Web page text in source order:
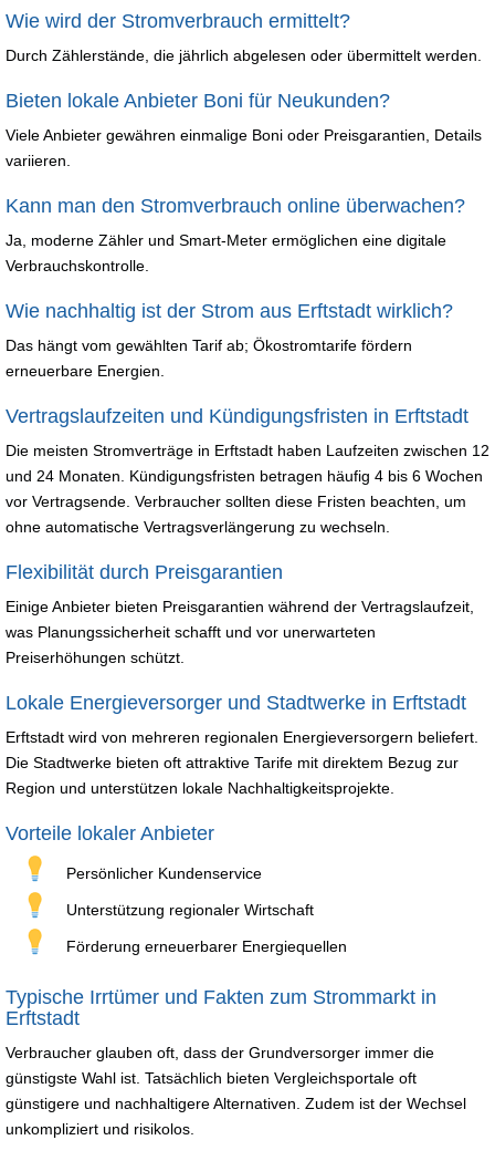
Wie wird der Stromverbrauch ermittelt?
Durch Zählerstände, die jährlich abgelesen oder übermittelt werden.
Bieten lokale Anbieter Boni für Neukunden?
Viele Anbieter gewähren einmalige Boni oder Preisgarantien, Details
variieren.
Kann man den Stromverbrauch online überwachen?
Ja, moderne Zähler und Smart-Meter ermöglichen eine digitale
Verbrauchskontrolle.
Wie nachhaltig ist der Strom aus Erftstadt wirklich?
Das hängt vom gewählten Tarif ab; Ökostromtarife fördern
erneuerbare Energien.
Vertragslaufzeiten und Kündigungsfristen in Erftstadt
Die meisten Stromverträge in Erftstadt haben Laufzeiten zwischen 12
und 24 Monaten. Kündigungsfristen betragen häufig 4 bis 6 Wochen
vor Vertragsende. Verbraucher sollten diese Fristen beachten, um
ohne automatische Vertragsverlängerung zu wechseln.
Flexibilität durch Preisgarantien
Einige Anbieter bieten Preisgarantien während der Vertragslaufzeit,
was Planungssicherheit schafft und vor unerwarteten
Preiserhöhungen schützt.
Lokale Energieversorger und Stadtwerke in Erftstadt
Erftstadt wird von mehreren regionalen Energieversorgern beliefert.
Die Stadtwerke bieten oft attraktive Tarife mit direktem Bezug zur
Region und unterstützen lokale Nachhaltigkeitsprojekte.
Vorteile lokaler Anbieter
Persönlicher Kundenservice
Unterstützung regionaler Wirtschaft
Förderung erneuerbarer Energiequellen
Typische Irrtümer und Fakten zum Strommarkt in
Erftstadt
Verbraucher glauben oft, dass der Grundversorger immer die
günstigste Wahl ist. Tatsächlich bieten Vergleichsportale oft
günstigere und nachhaltigere Alternativen. Zudem ist der Wechsel
unkompliziert und risikolos.